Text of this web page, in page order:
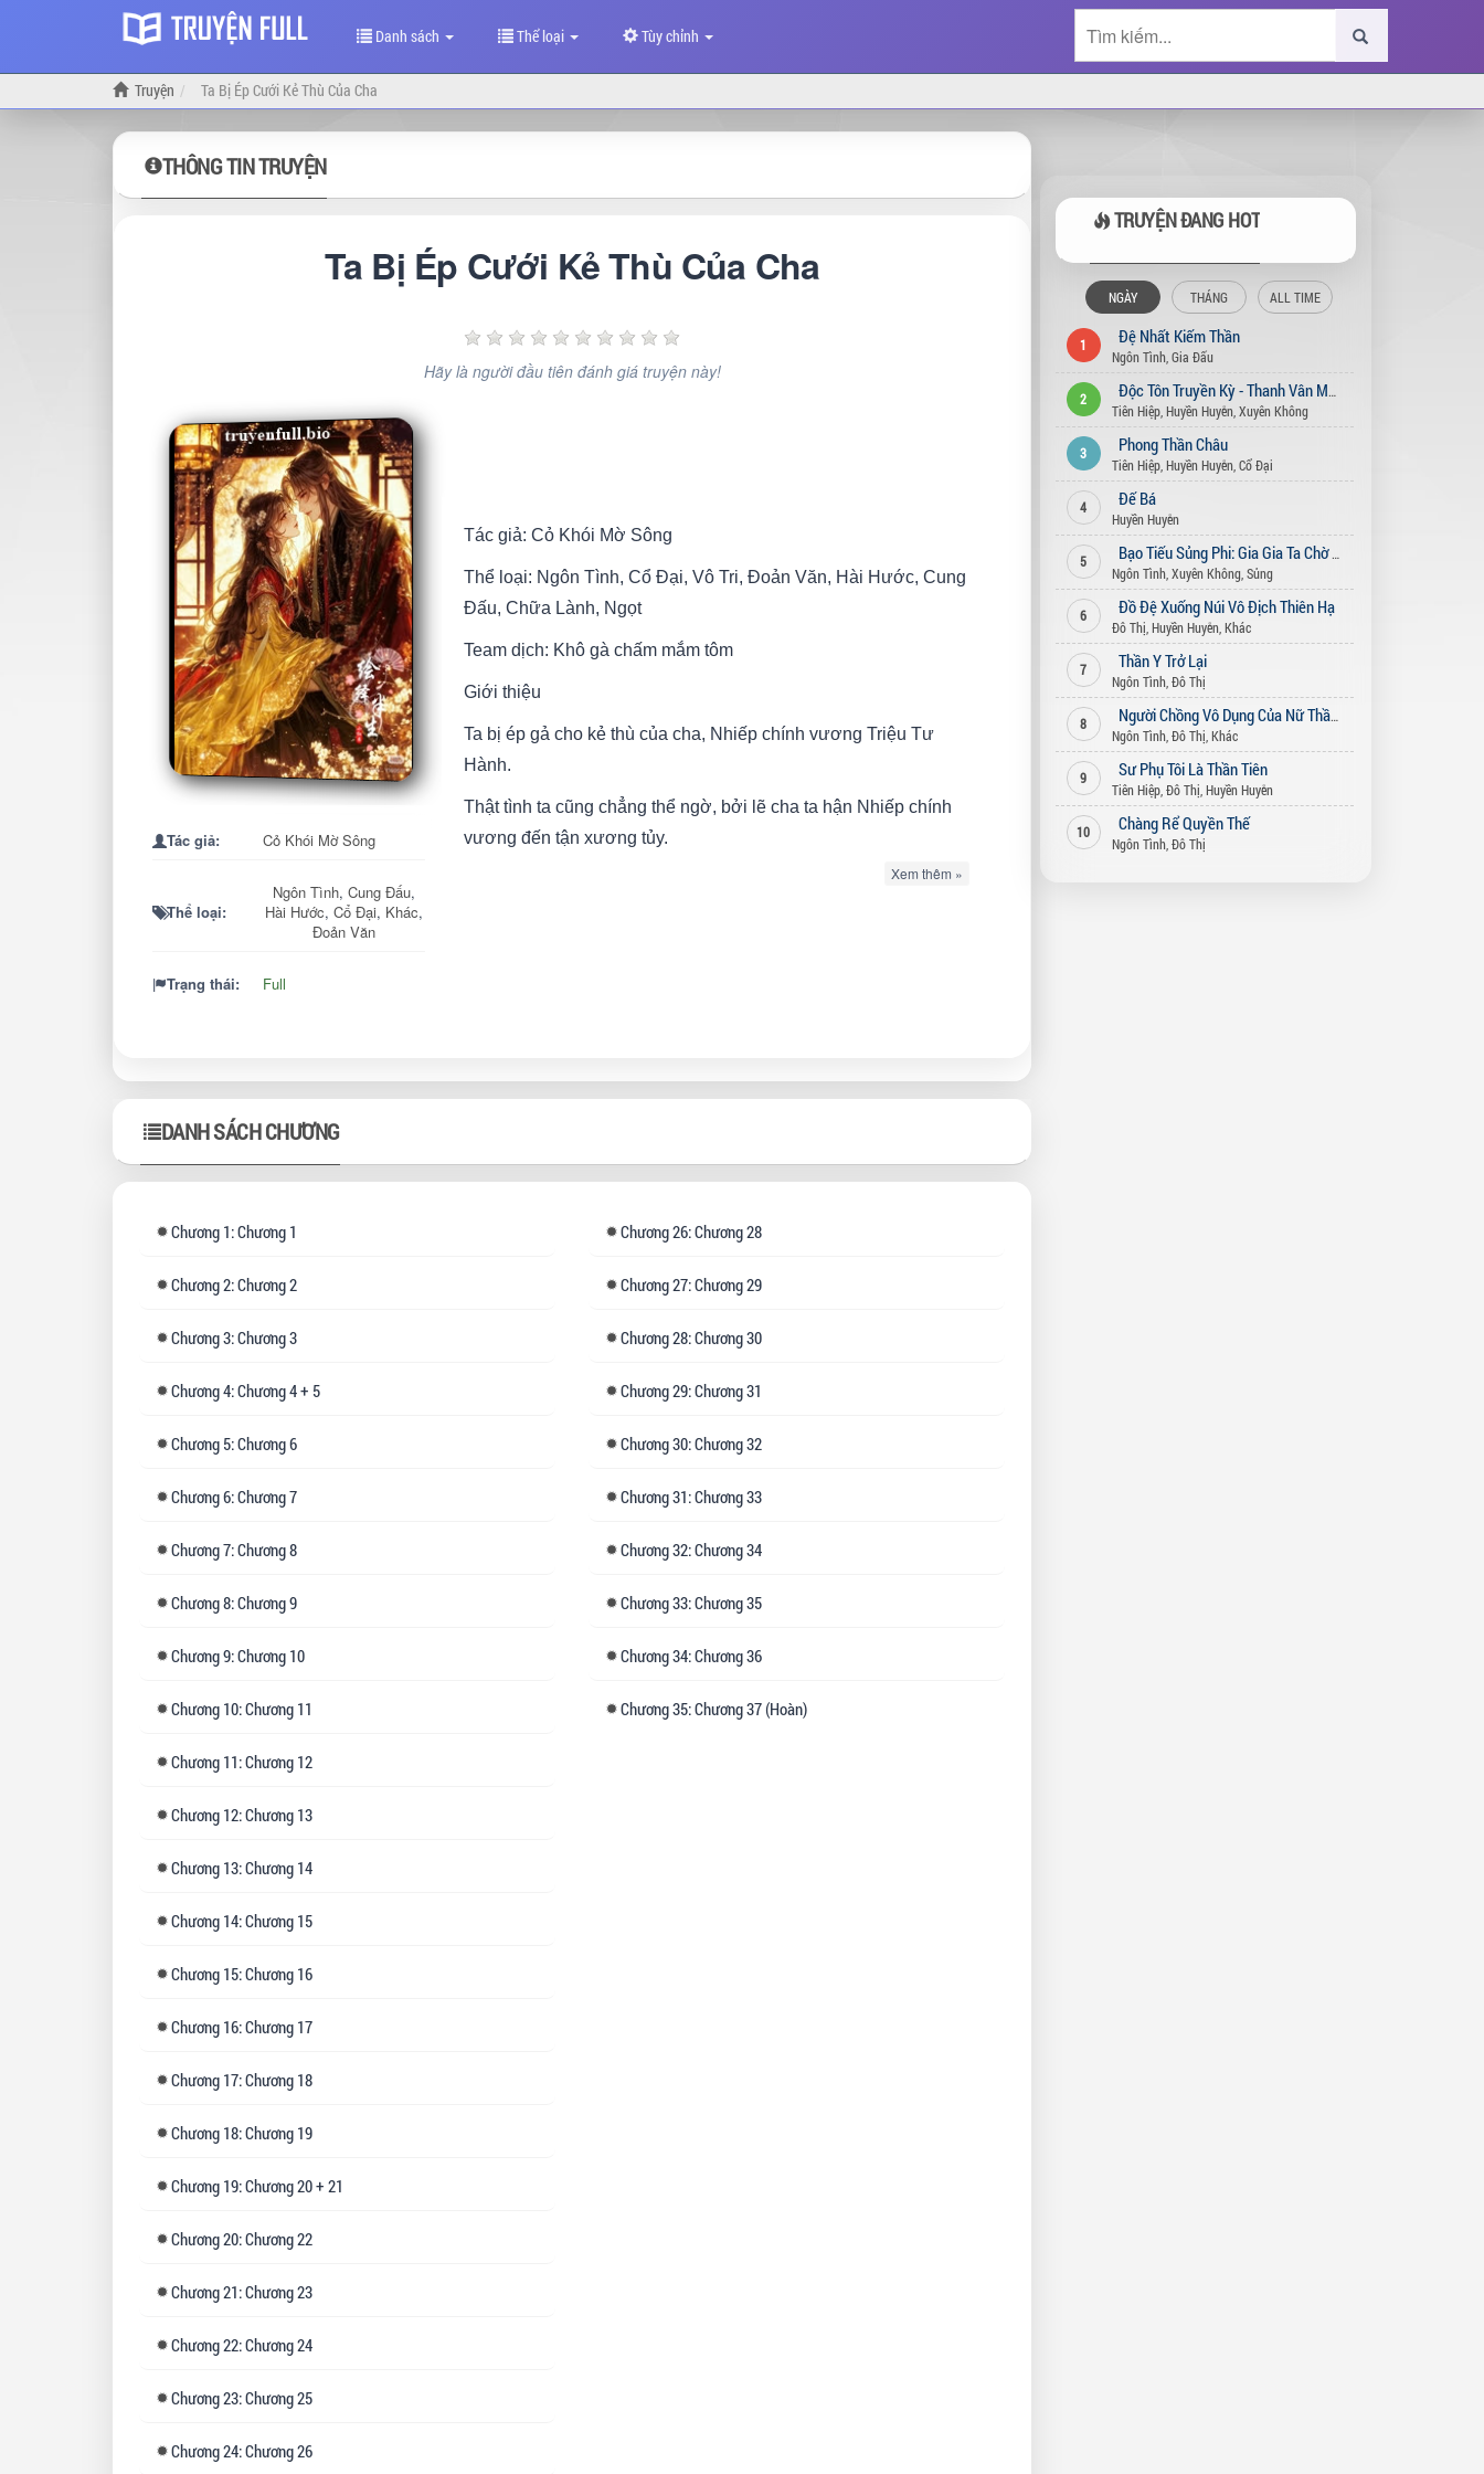
Danh sách Thể loại Tùy chỉnh
Truyện Ta Bị Ép Cưới Kẻ Thù Của Cha
THÔNG TIN TRUYỆN
Ta Bị Ép Cưới Kẻ Thù Của Cha
Hãy là người đầu tiên đánh giá truyện này!
Tác giả: Cỏ Khói Mờ Sông
Thể loại:
Ngôn Tình, Cung Đấu,
Hài Hước, Cổ Đại, Khác,
Đoản Văn
Trạng thái: Full
Tác giả: Cỏ Khói Mờ Sông
Thể loại: Ngôn Tình, Cổ Đại, Vô Tri, Đoản Văn, Hài Hước, Cung
Đấu, Chữa Lành, Ngọt
Team dịch: Khô gà chấm mắm tôm
Giới thiệu
Ta bị ép gả cho kẻ thù của cha, Nhiếp chính vương Triệu Tư
Hành.
Thật tình ta cũng chẳng thể ngờ, bởi lẽ cha ta hận Nhiếp chính
vương đến tận xương tủy.
Hễ cứ ở nhà là người lại mắng nhiếc om sòm, ngày ngày rủa xả
Xem thêm »
DANH SÁCH CHƯƠNG
Chương 1: Chương 1
Chương2: Chương 2
Chương3: Chương 3
Chương4: Chương 4 + 5
Chương 5: Chương 6
Chương6: Chương 7
Chương7: Chương 8
Chương8: Chương 9
Chương9: Chương 10
Chương 10: Chương 11
Chương 11: Chương 12
Chương 12: Chương 13
Chương 13: Chương 14
Chương 14: Chương 15
Chương 15: Chương 16
Chương 16: Chương 17
Chương 17: Chương 18
Chương 18: Chương 19
Chương 19: Chương 20 + 21
Chương20: Chương 22
Chương21: Chương 23
Chương22: Chương 24
Chương23: Chương 25
Chương24: Chương 26
Chương26: Chương 28
Chương27: Chương 29
Chương28: Chương 30
Chương29: Chương 31
Chương30: Chương 32
Chương31: Chương 33
Chương32: Chương 34
Chương33: Chương 35
Chương34: Chương 36
Chương35: Chương 37 (Hoàn)
TRUYỆN ĐANG HOT
NGÀY THÁNG ALL TIME
1 Đệ Nhất Kiếm Thần
Ngôn Tình, Gia Đấu
2
Độc Tôn Truyền Kỳ - Thanh Vân Môn
Tiên Hiệp, Huyền Huyễn, Xuyên Không
3 Phong Thần Châu
Tiên Hiệp, Huyền Huyễn, Cổ Đại
4 Đế Bá
Huyền Huyễn
5
Bạo Tiếu Sủng Phi: Gia Gia Ta Chờ Ngươi Bỏ Vợ (Song Thế Sủng Phi)
Ngôn Tình, Xuyên Không, Sủng
6 Đồ Đệ Xuống Núi Vô Địch Thiên Hạ
Đô Thị Huyền Huyễn, Khác
7 Thần Y Trở Lại
Ngôn Tình, Đô Thị
8
Người Chồng Vô Dụng Của Nữ Thần
Ngôn Tình, Đô Thị Khác
9 Sư Phụ Tôi Là Thần Tiên
Tiên Hiệp, Đô Thị Huyền Huyễn
10 Chàng Rể Quyền Thế
Ngôn Tình, Đô Thị